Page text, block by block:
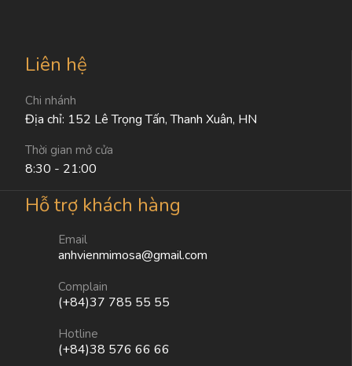
Liên hệ
Chi nhánh
Địa chỉ: 152 Lê Trọng Tấn, Thanh Xuân, HN
Thời gian mở cửa
8:30 - 21:00
Hỗ trợ khách hàng
Email
anhvienmimosa@gmail.com
Complain
(+84)37 785 55 55
Hotline
(+84)38 576 66 66